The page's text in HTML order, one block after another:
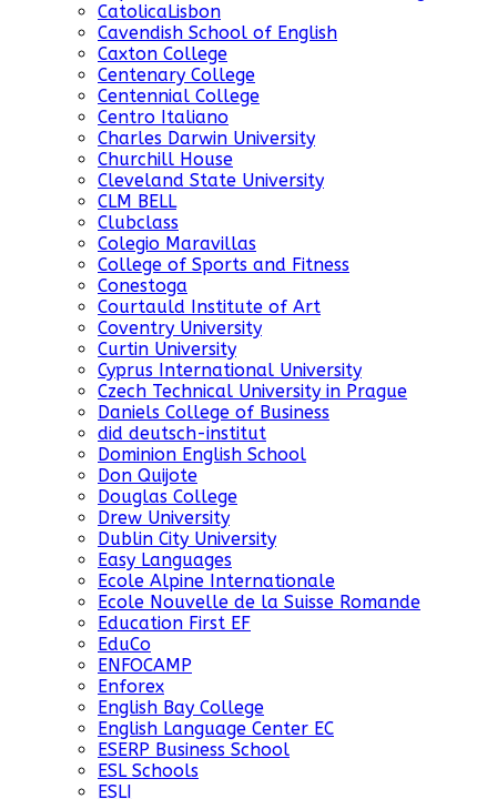
CatolicaLisbon
Cavendish School of English
Caxton College
Centenary College
Centennial College
Centro Italiano
Charles Darwin University
Churchill House
Cleveland State University
CLM BELL
Clubclass
Colegio Maravillas
College of Sports and Fitness
Conestoga
Courtauld Institute of Art
Coventry University
Curtin University
Cyprus International University
Czech Technical University in Prague
Daniels College of Business
did deutsch-institut
Dominion English School
Don Quijote
Douglas College
Drew University
Dublin City University
Easy Languages
Ecole Alpine Internationale
Ecole Nouvelle de la Suisse Romande
Education First EF
EduCo
ENFOCAMP
Enforex
English Bay College
English Language Center EC
ESERP Business School
ESL Schools
ESLI